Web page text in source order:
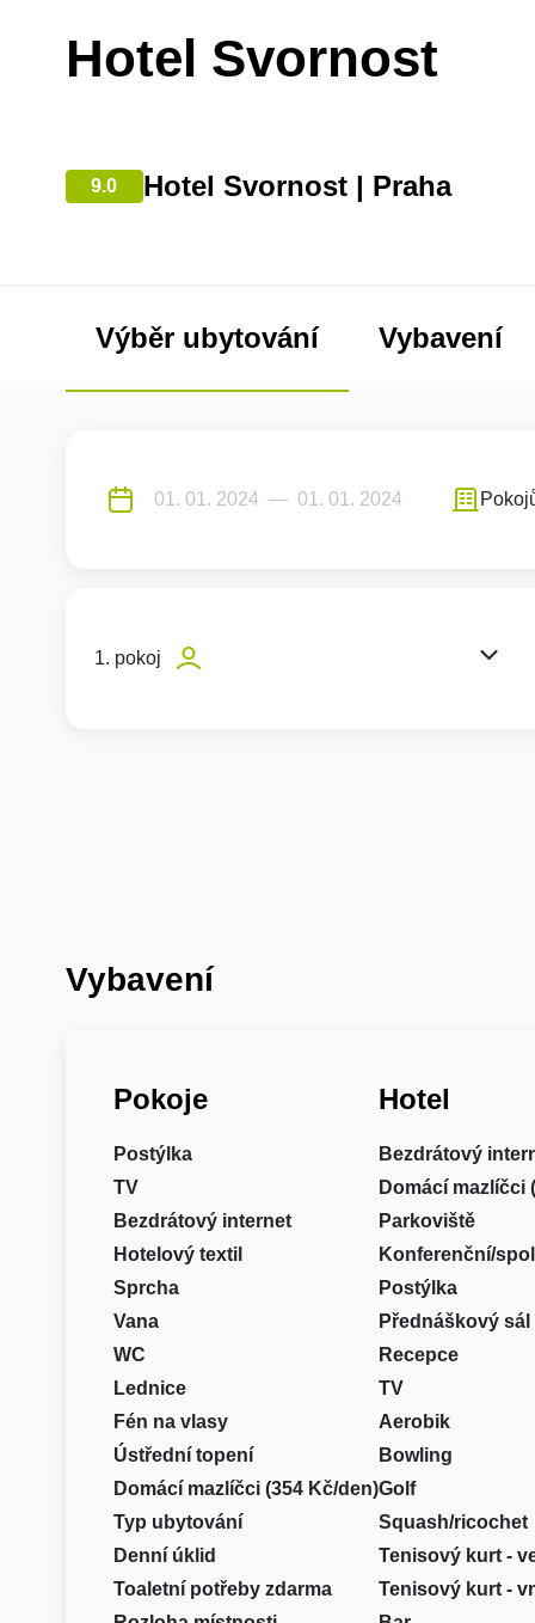
Hotel Svornost
9.0 Hotel Svornost | Praha
Výběr ubytování Vybavení
1. pokoj
Vybavení
Pokoje
Postýlka
TV
Bezdrátový internet
Hotelový textil
Sprcha
Vana
WC
Lednice
Fén na vlasy
Ústřední topení
Domácí mazlíčci (354 Kč/den)
Typ ubytování
Denní úklid
Toaletní potřeby zdarma
Hotel
Bezdrátový
Domácí mazlíčci
Parkoviště
Konferenční/
Postýlka
Přednáškový sál
Recepce
TV
Aerobik
Bowling
Golf
Squash/ricochet
Tenisový kurt -
Tenisový kurt -